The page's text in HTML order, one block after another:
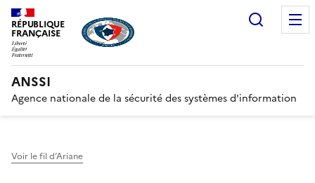
RÉPUBLIQUE
FRANÇAISE
ANSSI
Agence nationale de la sécurité des systèmes d'information
Voir le fil d’Ariane